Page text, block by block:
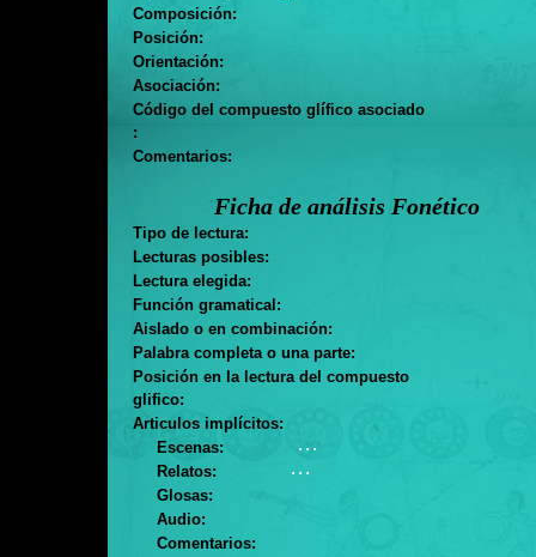
Composición:
Posición:
Orientación:
Asociación:
Código del compuesto glífico asociado
:
Comentarios:
Ficha de análisis Fonético
Tipo de lectura:
Lecturas posibles:
Lectura elegida:
Función gramatical:
Aislado o en combinación:
Palabra completa o una parte:
Posición en la lectura del compuesto
glifico:
Articulos implícitos:
Escenas:
. . .
Relatos:
. . .
Glosas:
Audio:
Comentarios: